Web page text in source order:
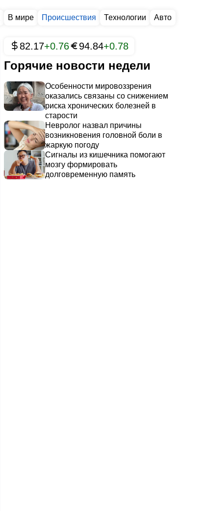
В мире Происшествия Технологии Авто
82.17+0.76 94.84+0.78
Горячие новости недели
Особенности мировоззрения
оказались связаны со снижением
риска хронических болезней в
старости
Невролог назвал причины
возникновения головной боли в
жаркую погоду
Сигналы из кишечника помогают
мозгу формировать
долговременную память